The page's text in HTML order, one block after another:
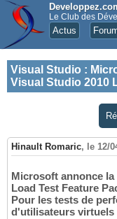
Le Club des
Actus
Visual Studio :
Visual Studio 2010
Hinault Romaric, le 12/
Microsoft annonce
Load Test Feature
Pour les tests de
d'utilisateurs virtuels